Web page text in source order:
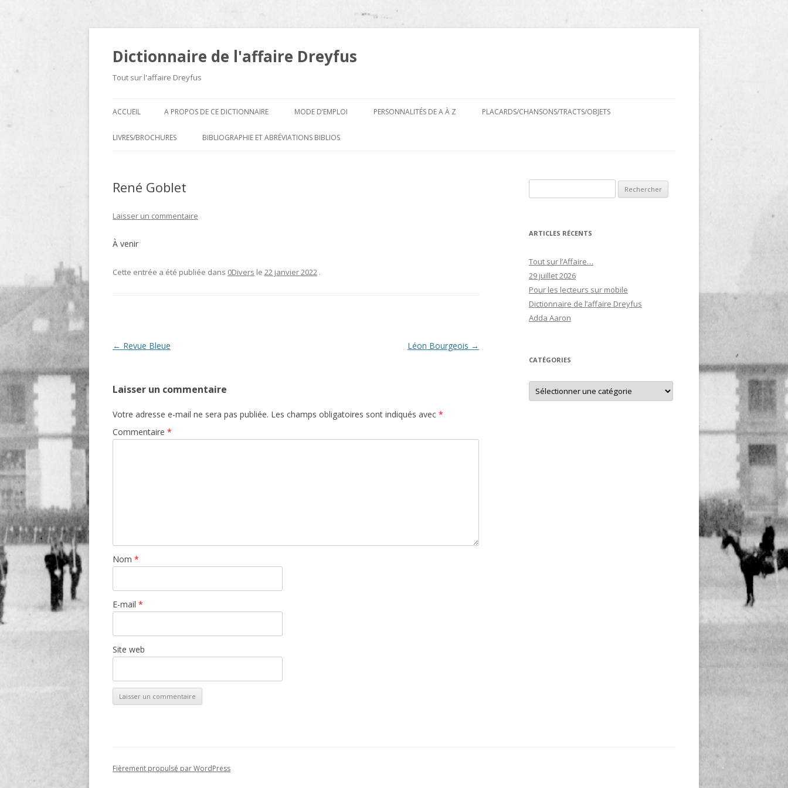
Dictionnaire de l'affaire Dreyfus
Tout sur l'affaire Dreyfus
au
ACCUEIL A PROPOS DE CE DICTIONNAIRE MODE D’EMPLOI PERSONNALITÉS DE A À Z PLACARDS/CHANSONS/TRACTS/OBJETS
LIVRES/BROCHURES
D
BIBLIOGRAPHIE ET ABRÉVIATIONS BIBLIOS
René Goblet
Laisser un commentaire
À venir
Cette entrée a été publiée dans 0Divers le 22 janvier 2022 .
Navigation
← Revue Bleue Léon Bourgeois →
Laisser un commentaire
Votre adresse e-mail ne sera pas publiée. Les champs obligatoires sont indiqués avec *
Commentaire *
Nom *
E-mail *
Site web
ARTICLES RÉCENTS
Tout sur l’Affaire…
29 juillet 2026
Pour les lecteurs sur mobile
Dictionnaire de l’affaire Dreyfus
Adda Aaron
CATÉGORIES
Catégories
Fièrement propulsé par WordPress